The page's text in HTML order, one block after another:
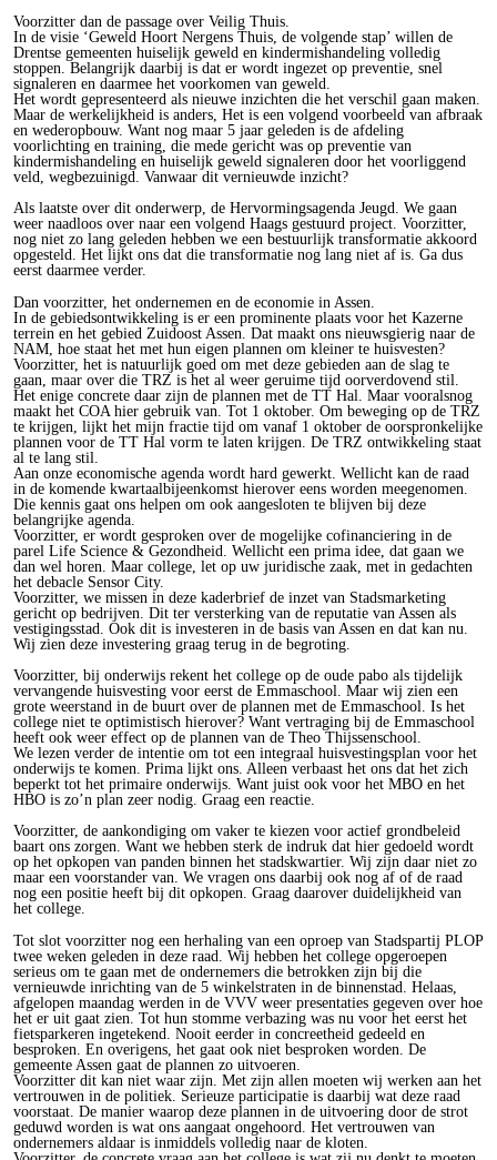
Voorzitter dan de passage over Veilig Thuis.
In de visie ‘Geweld Hoort Nergens Thuis, de volgende stap’ willen de
Drentse gemeenten huiselijk geweld en kindermishandeling volledig
stoppen. Belangrijk daarbij is dat er wordt ingezet op preventie, snel
signaleren en daarmee het voorkomen van geweld.
Het wordt gepresenteerd als nieuwe inzichten die het verschil gaan maken.
Maar de werkelijkheid is anders, Het is een volgend voorbeeld van afbraak
en wederopbouw. Want nog maar 5 jaar geleden is de afdeling
voorlichting en training, die mede gericht was op preventie van
kindermishandeling en huiselijk geweld signaleren door het voorliggend
veld, wegbezuinigd. Vanwaar dit vernieuwde inzicht?
Als laatste over dit onderwerp, de Hervormingsagenda Jeugd. We gaan
weer naadloos over naar een volgend Haags gestuurd project. Voorzitter,
nog niet zo lang geleden hebben we een bestuurlijk transformatie akkoord
opgesteld. Het lijkt ons dat die transformatie nog lang niet af is. Ga dus
eerst daarmee verder.
Dan voorzitter, het ondernemen en de economie in Assen.
In de gebiedsontwikkeling is er een prominente plaats voor het Kazerne
terrein en het gebied Zuidoost Assen. Dat maakt ons nieuwsgierig naar de
NAM, hoe staat het met hun eigen plannen om kleiner te huisvesten?
Voorzitter, het is natuurlijk goed om met deze gebieden aan de slag te
gaan, maar over die TRZ is het al weer geruime tijd oorverdovend stil.
Het enige concrete daar zijn de plannen met de TT Hal. Maar vooralsnog
maakt het COA hier gebruik van. Tot 1 oktober. Om beweging op de TRZ
te krijgen, lijkt het mijn fractie tijd om vanaf 1 oktober de oorspronkelijke
plannen voor de TT Hal vorm te laten krijgen. De TRZ ontwikkeling staat
al te lang stil.
Aan onze economische agenda wordt hard gewerkt. Wellicht kan de raad
in de komende kwartaalbijeenkomst hierover eens worden meegenomen.
Die kennis gaat ons helpen om ook aangesloten te blijven bij deze
belangrijke agenda.
Voorzitter, er wordt gesproken over de mogelijke cofinanciering in de
parel Life Science & Gezondheid. Wellicht een prima idee, dat gaan we
dan wel horen. Maar college, let op uw juridische zaak, met in gedachten
het debacle Sensor City.
Voorzitter, we missen in deze kaderbrief de inzet van Stadsmarketing
gericht op bedrijven. Dit ter versterking van de reputatie van Assen als
vestigingsstad. Ook dit is investeren in de basis van Assen en dat kan nu.
Wij zien deze investering graag terug in de begroting.
Voorzitter, bij onderwijs rekent het college op de oude pabo als tijdelijk
vervangende huisvesting voor eerst de Emmaschool. Maar wij zien een
grote weerstand in de buurt over de plannen met de Emmaschool. Is het
college niet te optimistisch hierover? Want vertraging bij de Emmaschool
heeft ook weer effect op de plannen van de Theo Thijssenschool.
We lezen verder de intentie om tot een integraal huisvestingsplan voor het
onderwijs te komen. Prima lijkt ons. Alleen verbaast het ons dat het zich
beperkt tot het primaire onderwijs. Want juist ook voor het MBO en het
HBO is zo’n plan zeer nodig. Graag een reactie.
Voorzitter, de aankondiging om vaker te kiezen voor actief grondbeleid
baart ons zorgen. Want we hebben sterk de indruk dat hier gedoeld wordt
op het opkopen van panden binnen het stadskwartier. Wij zijn daar niet zo
maar een voorstander van. We vragen ons daarbij ook nog af of de raad
nog een positie heeft bij dit opkopen. Graag daarover duidelijkheid van
het college.
Tot slot voorzitter nog een herhaling van een oproep van Stadspartij PLOP
twee weken geleden in deze raad. Wij hebben het college opgeroepen
serieus om te gaan met de ondernemers die betrokken zijn bij die
vernieuwde inrichting van de 5 winkelstraten in de binnenstad. Helaas,
afgelopen maandag werden in de VVV weer presentaties gegeven over hoe
het er uit gaat zien. Tot hun stomme verbazing was nu voor het eerst het
fietsparkeren ingetekend. Nooit eerder in concreetheid gedeeld en
besproken. En overigens, het gaat ook niet besproken worden. De
gemeente Assen gaat de plannen zo uitvoeren.
Voorzitter dit kan niet waar zijn. Met zijn allen moeten wij werken aan het
vertrouwen in de politiek. Serieuze participatie is daarbij wat deze raad
voorstaat. De manier waarop deze plannen in de uitvoering door de strot
geduwd worden is wat ons aangaat ongehoord. Het vertrouwen van
ondernemers aldaar is inmiddels volledig naar de kloten.